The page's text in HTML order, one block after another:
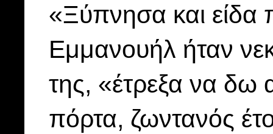
«Ξύπνησα και είδα
Εμμανουήλ ήταν
της, «έτρεξα να δω
πόρτα, ζωντανός